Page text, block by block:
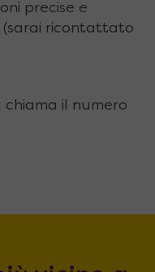
precise e
ricontattato
il numero